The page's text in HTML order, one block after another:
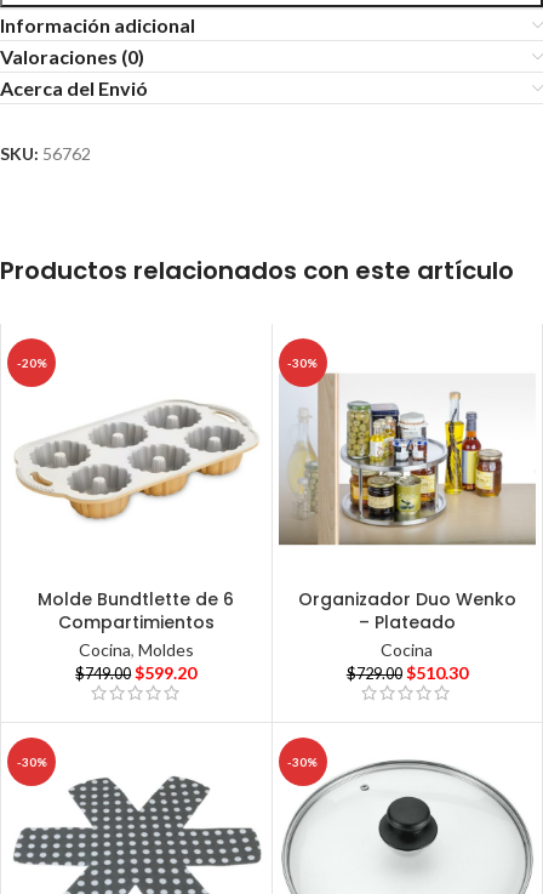
Información adicional
Valoraciones (0)
Acerca del Envió
SKU: 56762
Productos relacionados con este artículo
-20%
Molde Bundtlette de 6
Compartimientos
Cocina, Moldes
$749.00 $599.20
-30%
Organizador Duo Wenko
– Plateado
Cocina
$729.00 $510.30
-30% -30%